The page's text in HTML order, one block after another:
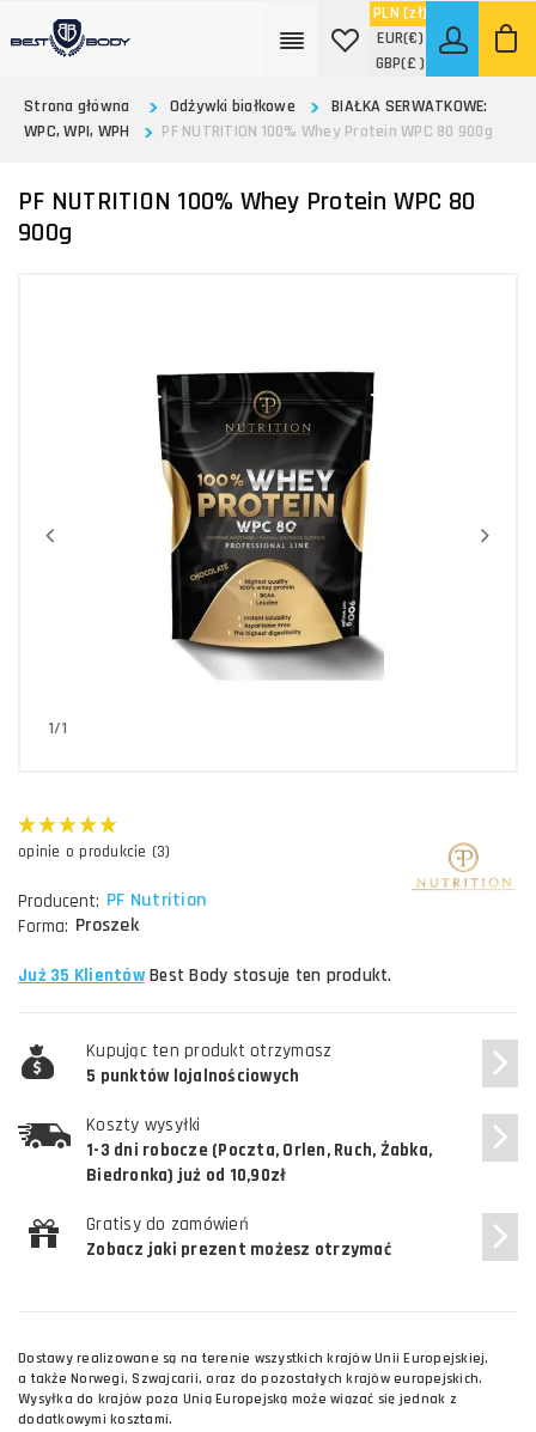
PLN (zł)
EUR(€)
GBP(£ )
Strona główna
Odżywki białkowe
BIAŁKA SERWATKOWE:
WPC, WPI, WPH
PF NUTRITION 100% Whey Protein WPC 80 900g
PF NUTRITION 100% Whey Protein WPC 80
900g
1/1
opinie o produkcie (3)
Producent: PF Nutrition
Forma: Proszek
Już 35 KlientówBest Body stosuje ten produkt.
Kupując ten produkt otrzymasz
5 punktów lojalnościowych
Koszty wysyłki
1-3 dni robocze (Poczta, Orlen, Ruch, Żabka,
Biedronka) już od 10,90zł
Gratisy do zamówień
Zobacz jaki prezent możesz otrzymać
Dostawy realizowane są na terenie wszystkich krajów Unii Europejskiej,
a także Norwegi, Szwajcarii, oraz do pozostałych krajów europejskich.
Wysyłka do krajów poza Unią Europejską może wiązać się jednak z
dodatkowymi kosztami.